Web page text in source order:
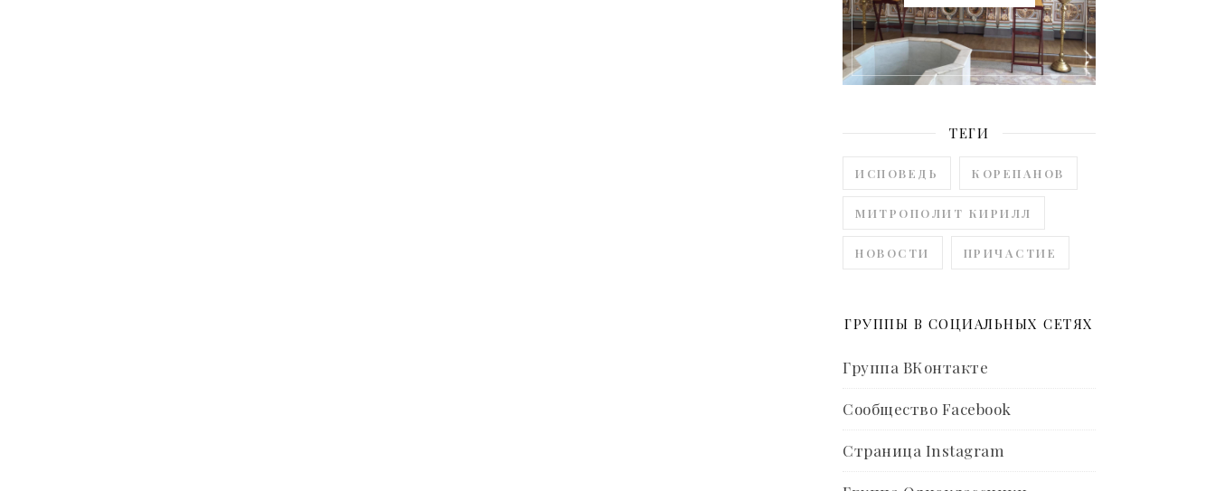
ТЕГИ
ИСПОВЕДЬ КОРЕПАНОВ
МИТРОПОЛИТ КИРИЛЛ
НОВОСТИ ПРИЧАСТИЕ
ГРУППЫ В СОЦИАЛЬНЫХ СЕТЯХ
Группа ВКонтакте
Сообщество Facebook
Страница Instagram